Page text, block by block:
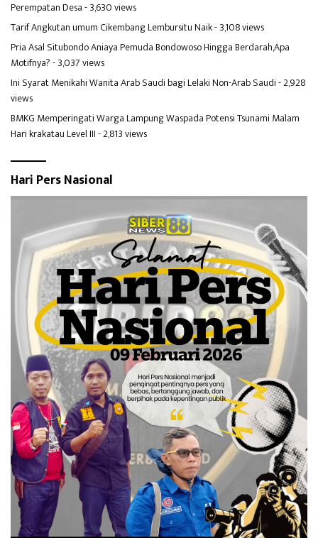
Perempatan Desa- 3,630 views
Tarif Angkutan umum Cikembang Lembursitu Naik- 3,108 views
Pria Asal Situbondo Aniaya Pemuda Bondowoso Hingga Berdarah,Apa
Motifnya?- 3,037 views
Ini Syarat Menikahi Wanita Arab Saudi bagi Lelaki Non-Arab Saudi- 2,928
views
BMKG Memperingati Warga Lampung Waspada Potensi Tsunami Malam
Hari krakatau Level III- 2,813 views
Hari Pers Nasional